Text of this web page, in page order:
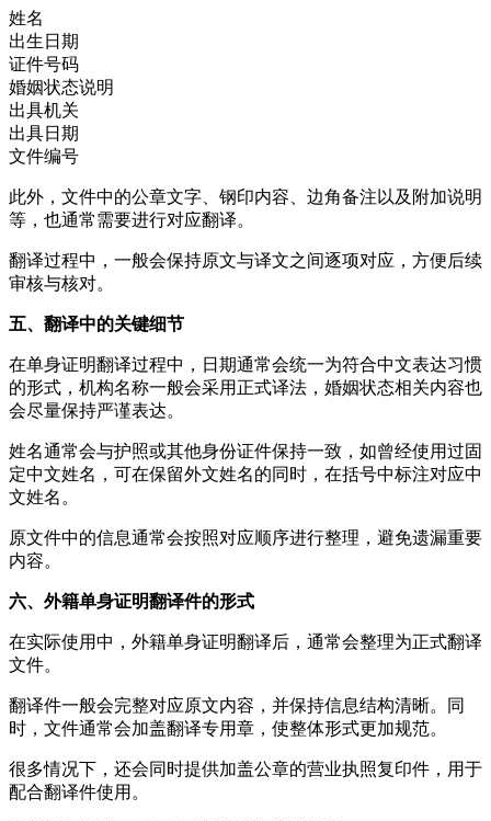
姓名
出生日期
证件号码
婚姻状态说明
出具机关
出具日期
文件编号
此外，文件中的公章文字、钢印内容、边角备注以及附加说明
等，也通常需要进行对应翻译。
翻译过程中，一般会保持原文与译文之间逐项对应，方便后续
审核与核对。
五、翻译中的关键细节
在单身证明翻译过程中，日期通常会统一为符合中文表达习惯
的形式，机构名称一般会采用正式译法，婚姻状态相关内容也
会尽量保持严谨表达。
姓名通常会与护照或其他身份证件保持一致，如曾经使用过固
定中文姓名，可在保留外文姓名的同时，在括号中标注对应中
文姓名。
原文件中的信息通常会按照对应顺序进行整理，避免遗漏重要
内容。
六、外籍单身证明翻译件的形式
在实际使用中，外籍单身证明翻译后，通常会整理为正式翻译
文件。
翻译件一般会完整对应原文内容，并保持信息结构清晰。同
时，文件通常会加盖翻译专用章，使整体形式更加规范。
很多情况下，还会同时提供加盖公章的营业执照复印件，用于
配合翻译件使用。